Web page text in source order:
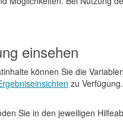
einsehen
können Sie die
zu
Sie in den jeweiligen